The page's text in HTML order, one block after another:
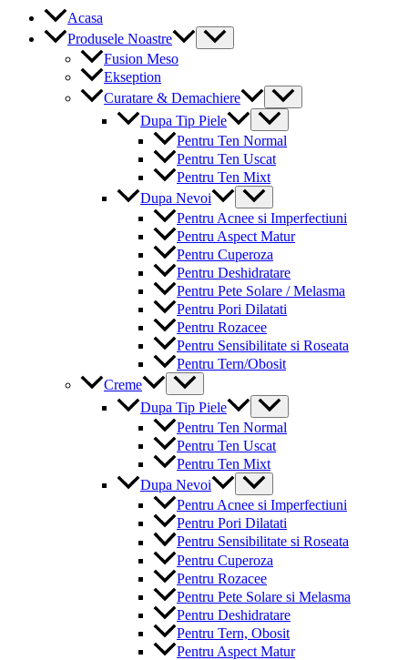
Acasa
Produsele Noastre
Menu
Toggle
Fusion Meso
Ekseption
Curatare & Demachiere
Menu
Toggle
Dupa Tip Piele
Menu
Toggle
Pentru Ten Normal
Pentru Ten Uscat
Pentru Ten Mixt
Dupa Nevoi
Menu
Toggle
Pentru Acnee si Imperfectiuni
Pentru Aspect Matur
Pentru Cuperoza
Pentru Deshidratare
Pentru Pete Solare / Melasma
Pentru Pori Dilatati
Pentru Rozacee
Pentru Sensibilitate si Roseata
Pentru Tern/Obosit
Creme
Menu
Toggle
Dupa Tip Piele
Menu
Toggle
Pentru Ten Normal
Pentru Ten Uscat
Pentru Ten Mixt
Dupa Nevoi
Menu
Toggle
Pentru Acnee si Imperfectiuni
Pentru Pori Dilatati
Pentru Sensibilitate si Roseata
Pentru Cuperoza
Pentru Rozacee
Pentru Pete Solare si Melasma
Pentru Deshidratare
Pentru Tern, Obosit
Pentru Aspect Matur